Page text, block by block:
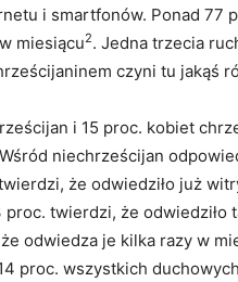
i smartfonów. Ponad 77
miesiącu2. Jedna trzecia
czyni tu jakąś
i 15 proc. kobiet
niechrześcijan
że odwiedziło już
twierdzi, że odwiedziło
odwiedza je kilka razy w
proc. wszystkich